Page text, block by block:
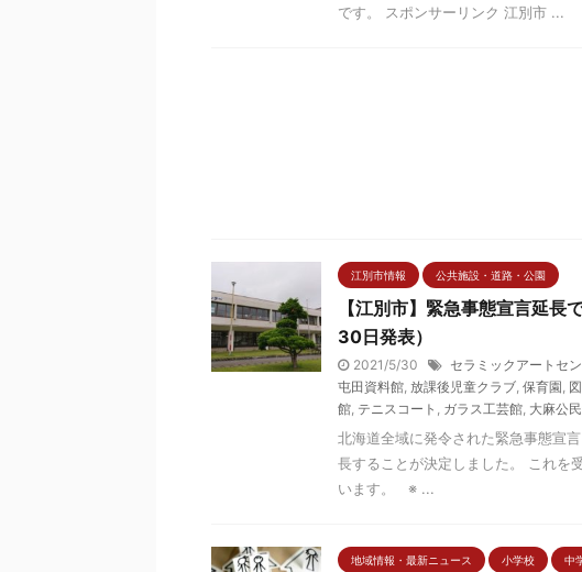
です。 スポンサーリンク 江別市 ...
江別市情報 公共施設・道路・公園
【江別市】緊急事態宣言延
30日発表）
2021/5/30 セラミックアートセ
屯田資料館, 放課後児童クラブ, 保育園,
館, テニスコート , ガラス工芸館, 大麻公
北海道全域に発令された緊急事態宣
長することが決定しました。 これを
います。 ※ ...
地域情報・最新ニュース 小学校 中